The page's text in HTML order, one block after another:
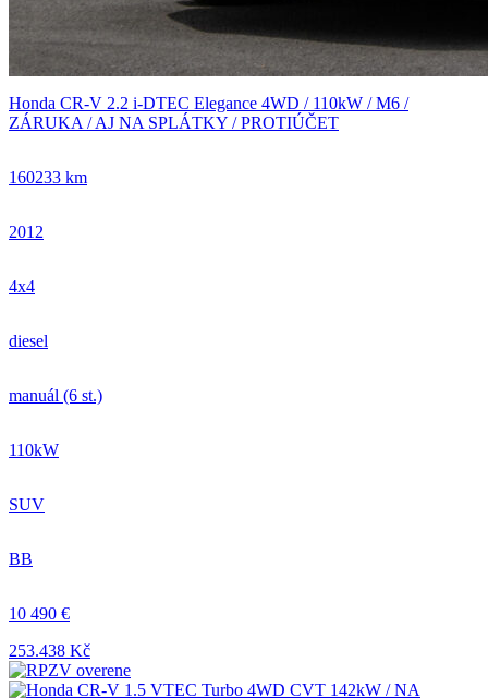
Honda CR-V 2.2 i-DTEC Elegance 4WD / 110kW / M6 /
ZÁRUKA / AJ NA SPLÁTKY / PROTIÚČET
160233 km
2012
4x4
diesel
manuál (6 st.)
110kW
SUV
BB
10 490 €
253.438 Kč